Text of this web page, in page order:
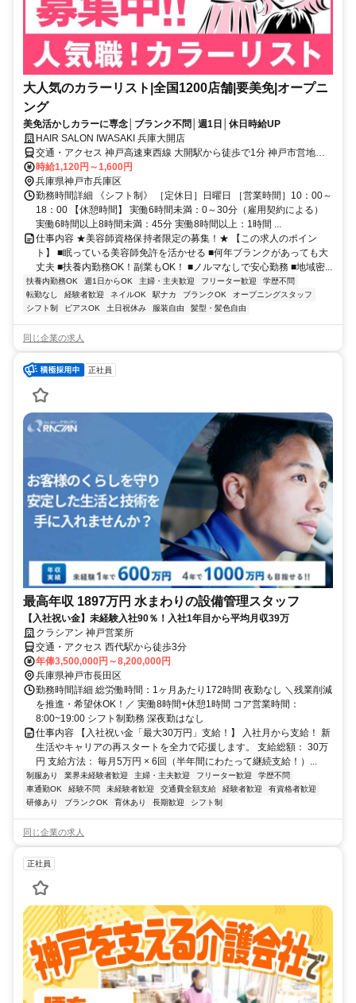
大人気のカラーリスト|全国1200店舗|要美免|オープニ
ング
美免活かしカラーに専念│ブランク不問│週1日│休日時給UP
HAIR SALON IWASAKI 兵庫大開店
交通・アクセス 神戸高速東西線 大開駅から徒歩で1分 神戸市営地下
鉄山手線 上沢駅から徒歩で6分
時給1,120円～1,600円
兵庫県神戸市兵庫区
勤務時間詳細 《シフト制》 ［定休日］日曜日 ［営業時間］10：00～
18：00 【休憩時間】 実働6時間未満：0～30分（雇用契約による）
実働6時間以上8時間未満：45分 実働8時間以上：1時間 ...
仕事内容 ★美容師資格保持者限定の募集！★ 【この求人のポイン
ト】 ■眠っている美容師免許を活かせる ■何年ブランクがあっても大
丈夫 ■扶養内勤務OK！副業もOK！ ■ノルマなしで安心勤務 ■地域密...
扶養内勤務OK 週1日からOK 主婦・主夫歓迎 フリーター歓迎
学歴不問
転勤なし
経験者歓迎 ネイルOK 駅ナカ ブランクOK
オープニングスタッフ
シフト制
ピアスOK 土日祝休み 服装自由 髪型・髪色自由
同じ企業の求人
正社員
最高年収 1897万円 水まわりの設備管理スタッフ
【入社祝い金】未経験入社90％！入社1年目から平均月収39万
クラシアン 神戸営業所
交通・アクセス 西代駅から徒歩3分
年俸3,500,000円～8,200,000円
兵庫県神戸市長田区
勤務時間詳細 総労働時間：1ヶ月あたり172時間 夜勤なし ＼残業削減
を推進・希望休OK！／ 実働8時間+休憩1時間 コア営業時間：
8:00~19:00 シフト制勤務 深夜勤はなし
仕事内容 【入社祝い金「最大30万円」支給！】 入社月から支給！ 新
生活やキャリアの再スタートを全力で応援します。 支給総額： 30万
円 支給方法： 毎月5万円 × 6回（半年間にわたって継続支給！）...
制服あり 業界未経験者歓迎 主婦・主夫歓迎 フリーター歓迎
学歴不問
車通勤OK
経験不問 未経験者歓迎 交通費全額支給 経験者歓迎
有資格者歓迎
研修あり
ブランクOK 育休あり 長期歓迎 シフト制
同じ企業の求人
正社員